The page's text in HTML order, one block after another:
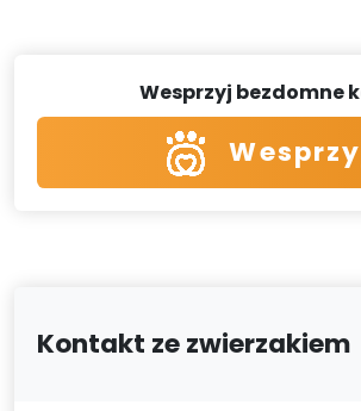
Wesprzyj bezdomne
Kontakt ze zwierzakiem